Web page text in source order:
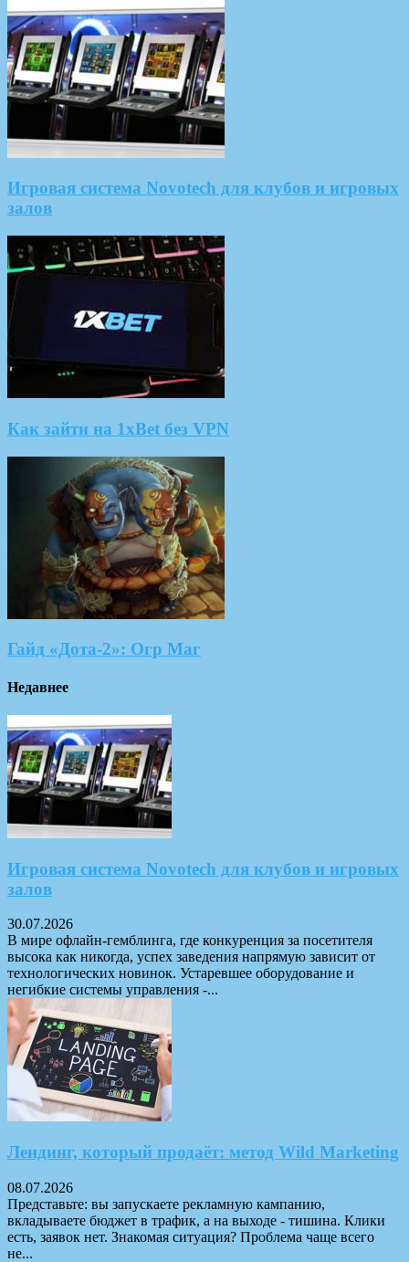
Игровая система Novotech для клубов и игровых
залов
Как зайти на 1xBet без VPN
Гайд «Дота-2»: Огр Маг
Недавнее
Игровая система Novotech для клубов и игровых
залов
30.07.2026
В мире офлайн-гемблинга, где конкуренция за посетителя
высока как никогда, успех заведения напрямую зависит от
технологических новинок. Устаревшее оборудование и
негибкие системы управления -...
Лендинг, который продаёт: метод Wild Marketing
08.07.2026
Представьте: вы запускаете рекламную кампанию,
вкладываете бюджет в трафик, а на выходе - тишина. Клики
есть, заявок нет. Знакомая ситуация? Проблема чаще всего
не...